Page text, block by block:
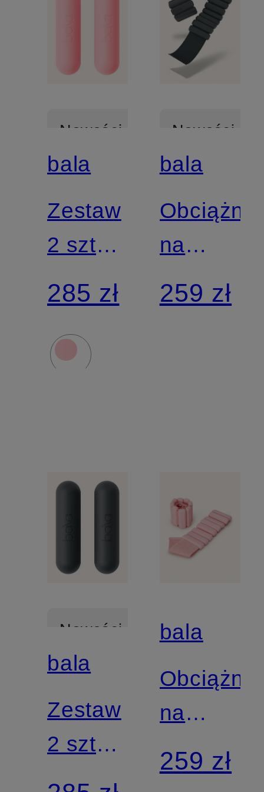
Nowości
bala
Zestaw
2 sztuk
hantli
285 zł
Nowości
bala
na
259 zł
Nowości
bala
Zestaw
2 sztuk
hantli
bala
na
259 zł